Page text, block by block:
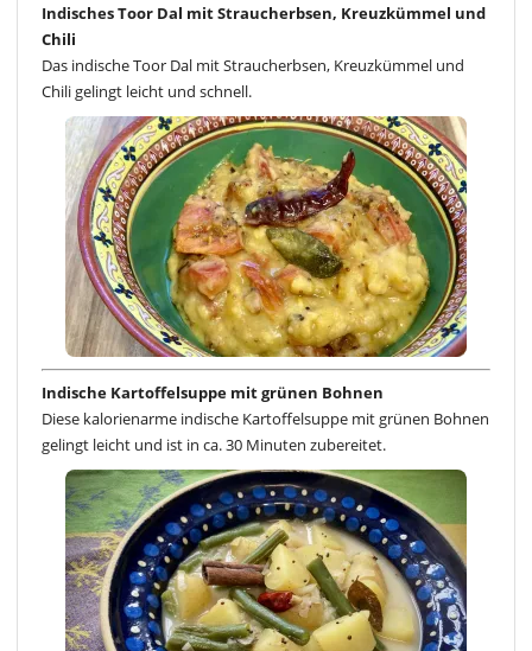
Indisches Toor Dal mit Straucherbsen, Kreuzkümmel und
Chili
Das indische Toor Dal mit Straucherbsen, Kreuzkümmel und
Chili gelingt leicht und schnell.
Indische Kartoffelsuppe mit grünen Bohnen
Diese kalorienarme indische Kartoffelsuppe mit grünen Bohnen
gelingt leicht und ist in ca. 30 Minuten zubereitet.